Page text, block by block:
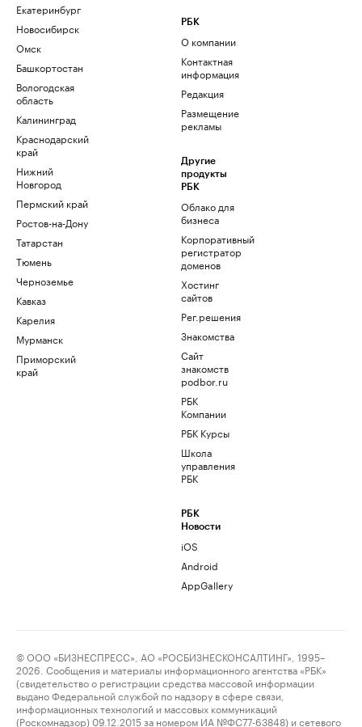
Екатеринбург
Новосибирск
Омск
Башкортостан
Вологодская
область
Калининград
Краснодарский
край
Нижний
Новгород
Пермский край
Ростов-на-Дону
Татарстан
Тюмень
Черноземье
Кавказ
Карелия
Мурманск
Приморский
край
РБК
О компании
Контактная
информация
Редакция
Размещение
рекламы
Другие
продукты
РБК
Облако для
бизнеса
Корпоративный
регистратор
доменов
Хостинг
сайтов
Рег.решения
Знакомства
Сайт
знакомств
podbor.ru
РБК
Компании
РБК Курсы
Школа
управления
РБК
РБК
Новости
iOS
Android
AppGallery
© ООО «БИЗНЕСПРЕСС», АО «РОСБИЗНЕСКОНСАЛТИНГ», 1995–
2026. Сообщения и материалы информационного агентства «РБК»
(свидетельство о регистрации средства массовой информации
выдано Федеральной службой по надзору в сфере связи,
информационных технологий и массовых коммуникаций
(Роскомнадзор) 09.12.2015 за номером ИА №ФС77-63848) и сетевого